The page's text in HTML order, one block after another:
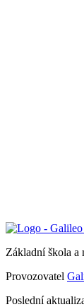
Základní škola a
Provozovatel
Poslední